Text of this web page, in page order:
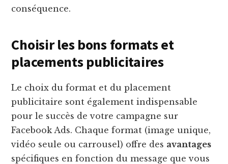
conséquence.
Choisir les bons formats et
placements publicitaires
Le choix du format et du placement
publicitaire sont également indispensable
pour le succès de votre campagne sur
Facebook Ads. Chaque format (image unique,
vidéo seule ou carrousel) offre des avantages
spécifiques en fonction du message que vous